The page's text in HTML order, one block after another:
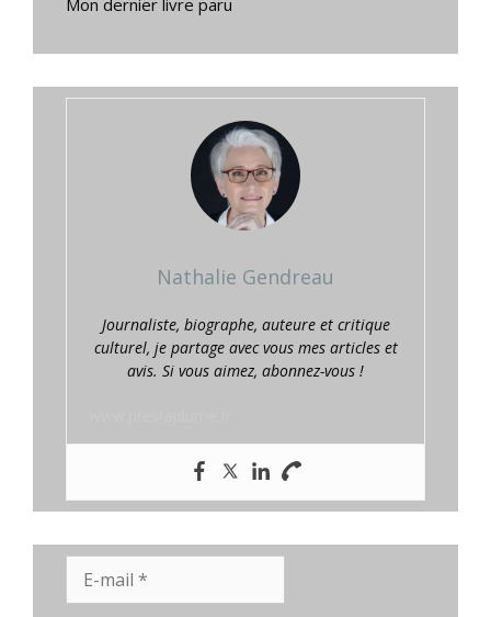
Nathalie Gendreau
Journaliste, biographe, auteure et critique
culturel, je partage avec vous mes articles et
avis. Si vous aimez, abonnez-vous !
mail